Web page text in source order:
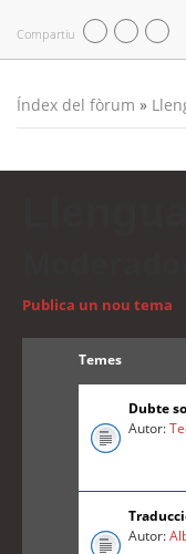
Compartiu
Índex del fòrum »
Publica un nou tema
Temes
Dubte
Autor:
Autor: